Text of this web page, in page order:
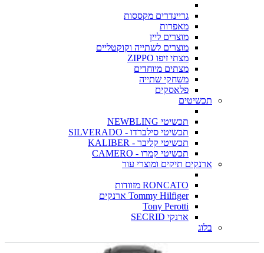
גריינדרים מקססות
מאפרות
מוצרים ליין
מוצרים לשתייה וקוקטליים
מצתי זיפו ZIPPO
מצתים מיוחדים
משחקי שתייה
פלאסקים
תכשיטים
תכשיטי NEWBLING
תכשיטי סילברדו - SILVERADO
תכשיטי קליבר - KALIBER
תכשיטי קמרו - CAMERO
ארנקים תיקים ומוצרי עור
RONCATO מזוודות
Tommy Hilfiger ארנקים
Tony Perotti
ארנקי SECRID
בלוג